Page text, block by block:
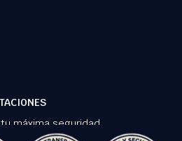
máxima seguridad.